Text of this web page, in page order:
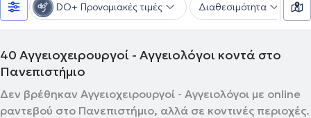
DO+ Προνομιακές τιμές Διαθεσιμότητα
40 Αγγειοχειρουργοί - Αγγειολόγοι κοντά στο
Πανεπιστήμιο
Δεν βρέθηκαν Αγγειοχειρουργοί - Αγγειολόγοι με online
ραντεβού στο Πανεπιστήμιο, αλλά σε κοντινές περιοχές.